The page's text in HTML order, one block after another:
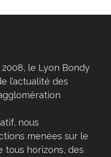
le Lyon Bondy
l’actualité des
nous
menées sur le
tous horizons, des